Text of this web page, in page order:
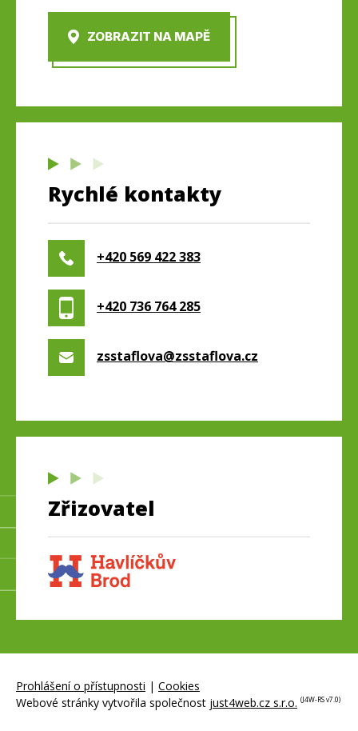
ZOBRAZIT NA MAPĚ
Rychlé kontakty
+420 569 422 383
+420 736 764 285
zsstaflova@zsstaflova.cz
Zřizovatel
Prohlášení o přístupnosti | Cookies
Webové stránky vytvořila společnost just4web.cz s.r.o. (J4W-RS v7.0)